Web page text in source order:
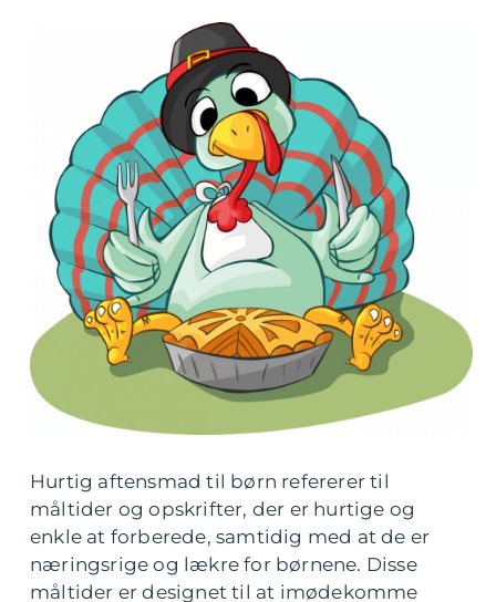
Hurtig aftensmad til børn refererer til
måltider og opskrifter, der er hurtige og
enkle at forberede, samtidig med at de er
næringsrige og lækre for børnene. Disse
måltider er designet til at imødekomme